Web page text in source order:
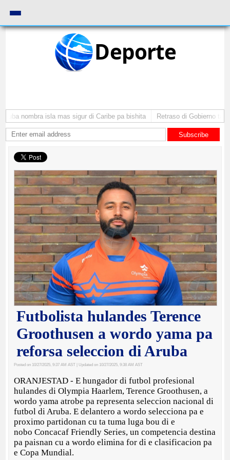
Deporte
nombra isla mas sigur di Caribe pa bishita Retraso di Gobierno ta
Subscribe
Futbolista hulandes Terence
Groothusen a wordo yama pa
reforsa seleccion di Aruba
Posted on 10/27/2025, 9:37 AM AST | Updated on 10/27/2025, 9:38 AM AST
ORANJESTAD - E hungador di futbol profesional
hulandes di Olympia Haarlem, Terence Groothusen, a
wordo yama atrobe pa representa seleccion nacional di
futbol di Aruba. E delantero a wordo selecciona pa e
proximo partidonan cu ta tuma luga bou di e
nobo Concacaf Friendly Series, un competencia destina
pa paisnan cu a wordo elimina for di e clasificacion pa
e Copa Mundial.